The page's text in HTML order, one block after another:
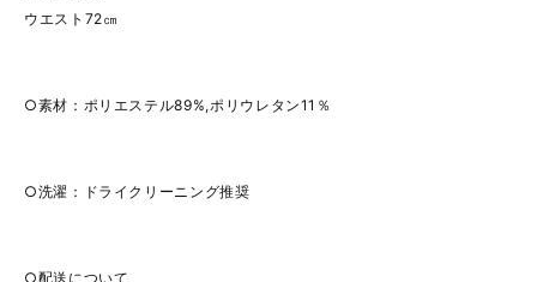
ウエスト72㎝
○素材：ポリエステル89%,ポリウレタン11％
○洗濯：ドライクリーニング推奨
○配送について